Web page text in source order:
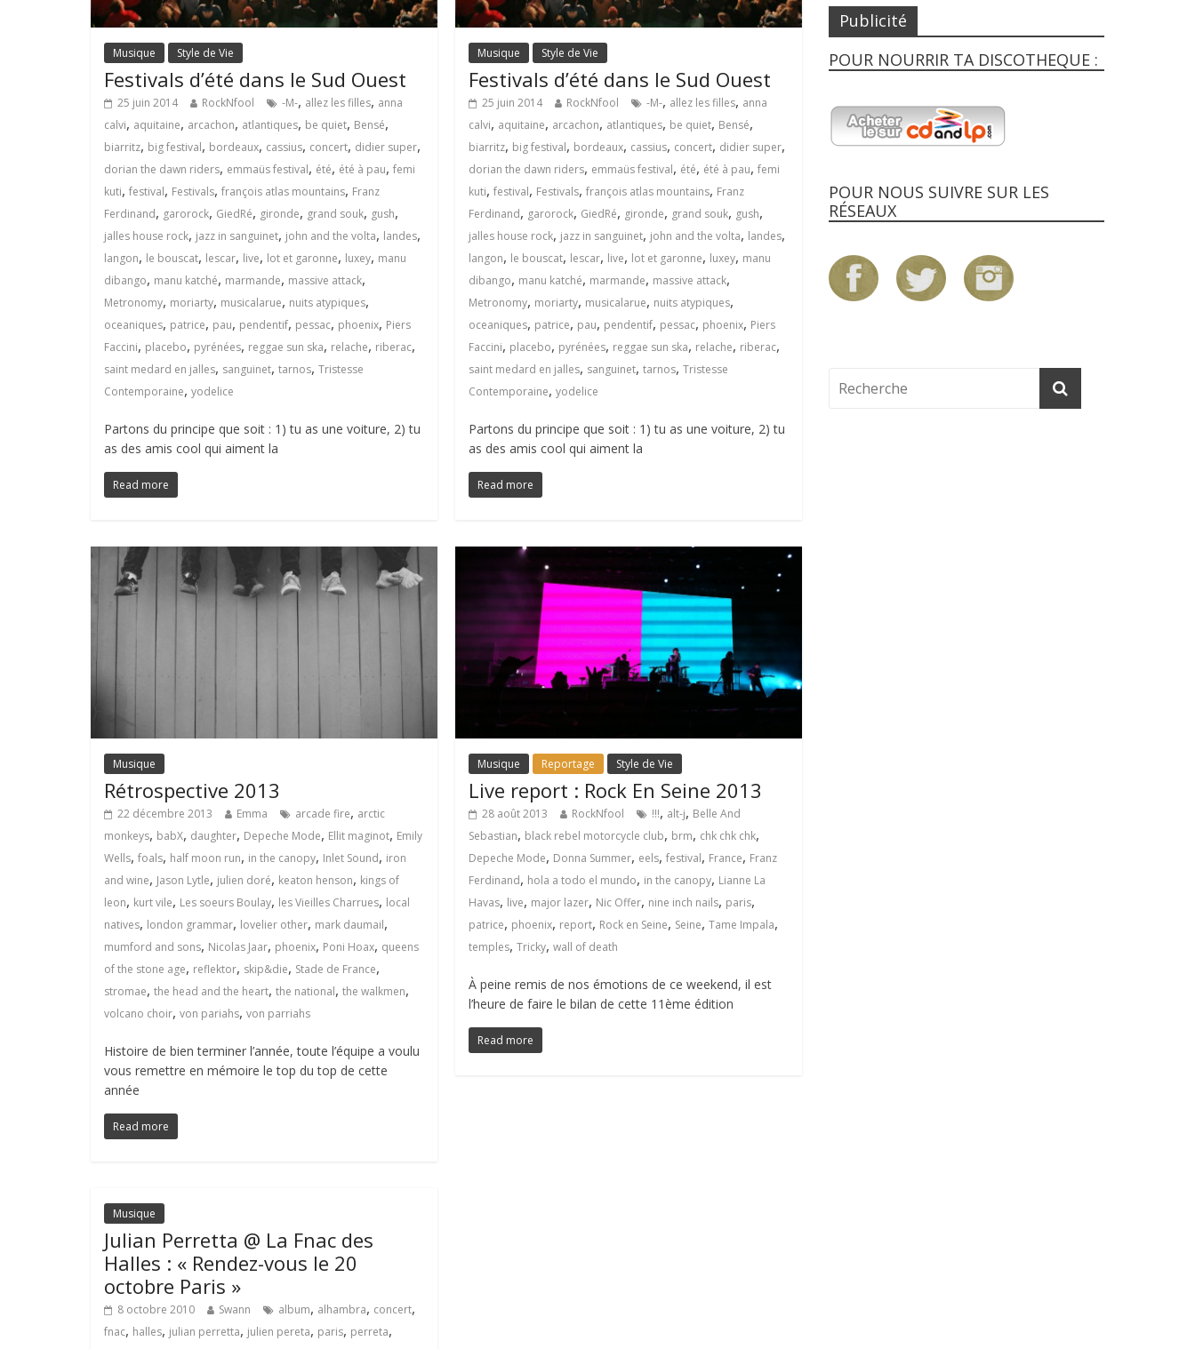
Musique Style de Vie
Festivals d’été dans le Sud Ouest
25 juin 2014 RockNfool -M-, allez les filles, anna
calvi, aquitaine, arcachon, atlantiques, be quiet, Bensé,
biarritz, big festival, bordeaux, cassius, concert, didier super,
dorian the dawn riders, emmaüs festival, été, été à pau, femi
kuti, festival, Festivals, françois atlas mountains, Franz
Ferdinand, garorock, GiedRé, gironde, grand souk, gush,
jalles house rock, jazz in sanguinet, john and the volta, landes,
langon, le bouscat, lescar, live, lot et garonne, luxey, manu
dibango, manu katché, marmande, massive attack,
Metronomy, moriarty, musicalarue, nuits atypiques,
oceaniques, patrice, pau, pendentif, pessac, phoenix, Piers
Faccini, placebo, pyrénées, reggae sun ska, relache, riberac,
saint medard en jalles, sanguinet, tarnos, Tristesse
Contemporaine, yodelice
Partons du principe que soit : 1) tu as une voiture, 2) tu
as des amis cool qui aiment la
Read more
Musique Style de Vie
Festivals d’été dans le Sud Ouest
25 juin 2014 RockNfool -M-, allez les filles, anna
calvi, aquitaine, arcachon, atlantiques, be quiet, Bensé,
biarritz, big festival, bordeaux, cassius, concert, didier super,
dorian the dawn riders, emmaüs festival, été, été à pau,femi
kuti,festival, Festivals,françois atlas mountains, Franz
Ferdinand, garorock, GiedRé, gironde, grand souk, gush,
jalles house rock, jazz in sanguinet, john and the volta, landes,
langon, le bouscat, lescar, live, lot et garonne, luxey, manu
dibango, manu katché, marmande, massive attack,
Metronomy, moriarty, musicalarue, nuits atypiques,
oceaniques, patrice, pau, pendentif, pessac, phoenix, Piers
Faccini, placebo, pyrénées, reggae sun ska, relache, riberac,
saint medard en jalles, sanguinet,tarnos,Tristesse
Contemporaine,yodelice
Partons du principe que soit : 1) tu as une voiture, 2) tu
as des amis cool qui aiment la
Read more
Musique
Rétrospective 2013
22 décembre 2013 Emma arcade fire, arctic
monkeys, babX, daughter, Depeche Mode, Ellit maginot, Emily
Wells, foals, half moon run, in the canopy, Inlet Sound, iron
and wine, Jason Lytle, julien doré, keaton henson, kings of
leon, kurt vile, Les soeurs Boulay, les Vieilles Charrues, local
natives, london grammar, lovelier other, mark daumail,
mumford and sons, Nicolas Jaar, phoenix, Poni Hoax, queens
of the stone age, reflektor, skip&die, Stade de France,
stromae, the head and the heart, the national, the walkmen,
volcano choir, von pariahs, von parriahs
Histoire de bien terminer l’année, toute l’équipe a voulu
vous remettre en mémoire le top du top de cette
année
Read more
Musique Reportage Style de Vie
Live report : Rock En Seine 2013
28 août 2013 RockNfool !!!, alt-j, Belle And
Sebastian, black rebel motorcycle club, brm, chk chk chk,
Depeche Mode, Donna Summer, eels,festival, France, Franz
Ferdinand, hola a todo el mundo, in the canopy, Lianne La
Havas, live, major lazer, Nic Offer, nine inch nails, paris,
patrice, phoenix, report, Rock en Seine, Seine,Tame Impala,
temples,Tricky,wall of death
À peine remis de nos émotions de ce weekend, il est
l’heure de faire le bilan de cette 11ème édition
Read more
Musique
Julian Perretta @ La Fnac des
Halles : « Rendez-vous le 20
octobre Paris »
8 octobre 2010 Swann album, alhambra, concert,
fnac, halles, julian perretta, julien pereta, paris, perreta,
Publicité
POUR NOURRIR TA DISCOTHEQUE :
POUR NOUS SUIVRE SUR LES
RÉSEAUX